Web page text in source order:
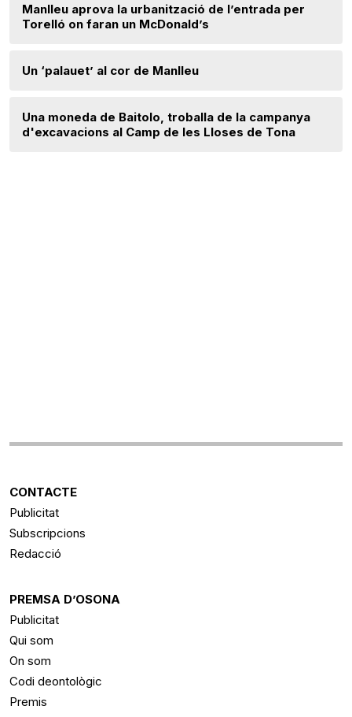
Manlleu aprova la urbanització de l’entrada per
Torelló on faran un McDonald’s
Un ‘palauet’ al cor de Manlleu
Una moneda de Baitolo, troballa de la campanya
d'excavacions al Camp de les Lloses de Tona
CONTACTE
Publicitat
Subscripcions
Redacció
PREMSA D’OSONA
Publicitat
Qui som
On som
Codi deontològic
Premis